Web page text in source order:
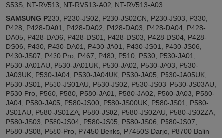
S53S, NT-RV513, NT-RV513-A02, NT-RV513-A03
SAMSUNG P230, P230-JS02, P230-JS02CN, P230-JS03, P330,
P428, P428-DA01, P428-DA02, P428-DA03, P428-DA04, P428-
DA05, P428-DA06, P428-DS01, P428-DS03, P428-DS04, P428-
DS06, P430, P430-DA01, P430-JA01, P430-JS01, P430-JS06,
P430-JS07, P430 Pro, P467, P480, P510, P530, P530-JA01,
P530-JA01AU, P530-JA01UK, P530-JA02, P530-JA03, P530-
JA03UK, P530-JA04, P530-JA04UK, P530-JA05, P530-JA05UK,
P530-JS01, P530-JS01AU, P530-JS02, P530-JS03, P530-JS03AU,
P530 Pro, P560, P580, P580-JA01, P580-JA02, P580-JA03, P580-
JA04, P580-JA05, P580-JS00, P580-JS00UK, P580-JS01, P580-
JS01AU, P580-JS01ZA, P580-JS02, P580-JS02AU, P580-JS02ZA,
P580-JS03, P580-JS04, P580-JS05, P580-JS06, P580-JS07,
P580-JS08, P580-Pro, P7450 Benks, P7450S Darjo, P8700 Balin